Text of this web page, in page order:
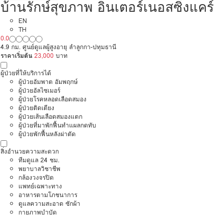
บ้านรักษ์สุขภาพ อินเตอร์เนอสซิ่งแคร์
EN
TH
0.0
4.9 กม. ศูนย์ดูแลผู้สูงอายุ ลำลูกกา-ปทุมธานี
ราคาเริ่มต้น 23,000 บาท
ผู้ป่วยที่ให้บริการได้
ผู้ป่วยอัมพาต อัมพฤกษ์
ผู้ป่วยอัลไซเมอร์
ผู้ป่วยโรคหลอดเลือดสมอง
ผู้ป่วยติดเตียง
ผู้ป่วยเส้นเลือดสมองแตก
ผู้ป่วยที่มาพักฟื้นทำแผลกดทับ
ผู้ป่วยพักฟื้นหลังผ่าตัด
สิ่งอำนวยความสะดวก
ทีมดูแล 24 ชม.
พยาบาลวิชาชีพ
กล้องวงจรปิด
แพทย์เฉพาะทาง
อาหารตามโภชนาการ
ดูแลความสะอาด ซักผ้า
กายภาพบำบัด